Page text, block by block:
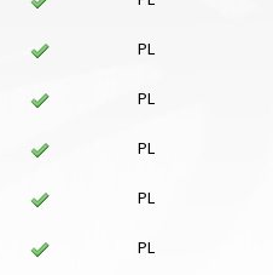
PL
PL
PL
PL
PL